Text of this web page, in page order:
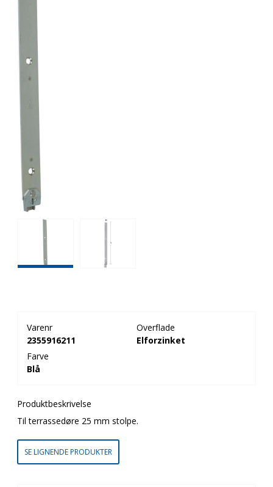
Varenr
2355916211
Overflade
Elforzinket
Farve
Blå
Produktbeskrivelse
Til terrassedøre 25 mm stolpe.
SE LIGNENDE PRODUKTER